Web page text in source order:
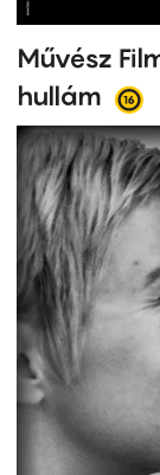
Művész
hullám